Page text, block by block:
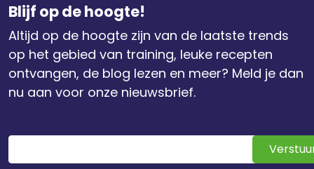
Blijf op de hoogte!
Altijd op de hoogte zijn van de laatste trends
op het gebied van training, leuke recepten
ontvangen, de blog lezen en meer? Meld je dan
nu aan voor onze nieuwsbrief.